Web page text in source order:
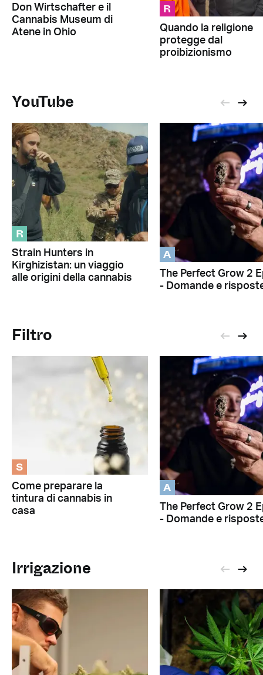
Don Wirtschafter e il
Cannabis Museum di
Atene in Ohio
R
Quando la religione
protegge dal
proibizionismo
YouTube
R
Strain Hunters in
Kirghizistan: un viaggio
alle origini della cannabis
A
The Perfect Grow 2
- Domande e
Filtro
S
Come preparare la
tintura di cannabis in
casa
A
The Perfect Grow 2
- Domande e
Irrigazione